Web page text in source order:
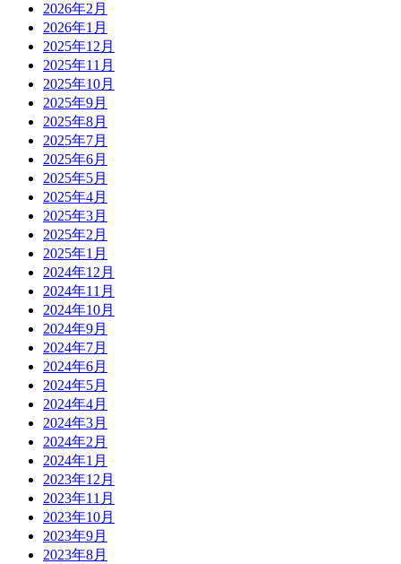
2026年2月
2026年1月
2025年12月
2025年11月
2025年10月
2025年9月
2025年8月
2025年7月
2025年6月
2025年5月
2025年4月
2025年3月
2025年2月
2025年1月
2024年12月
2024年11月
2024年10月
2024年9月
2024年7月
2024年6月
2024年5月
2024年4月
2024年3月
2024年2月
2024年1月
2023年12月
2023年11月
2023年10月
2023年9月
2023年8月